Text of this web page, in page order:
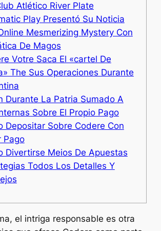
Atlético River Plate
Play Presentó Su Noticia
Mesmerizing Mystery Con
De Magos
Votre Saca El «cartel De
The Sus Operaciones Durante
Durante La Patria Sumado A
Sobre El Propio Pago
Depositar Sobre Codere Con
Pago
Divertirse Meios De Apuestas
Todos Los Detalles Y
el intriga responsable es otra